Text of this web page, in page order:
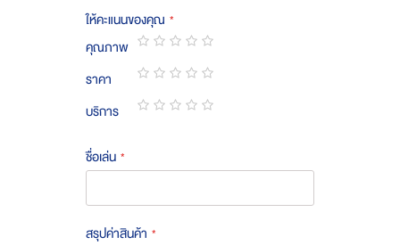
ให้คะแนนของคุณ
คุณภาพ
1
star
2
stars
3
stars
4
stars
5
stars
ราคา
1
star
2
stars
3
stars
4
stars
5
stars
บริการ
ชื่อเล่น
สรุปค่าสินค้า